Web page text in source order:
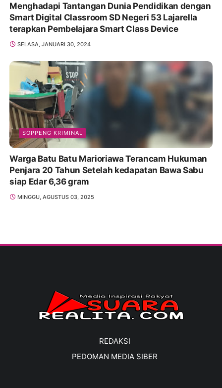
Menghadapi Tantangan Dunia Pendidikan dengan
Smart Digital Classroom SD Negeri 53 Lajarella
terapkan Pembelajara Smart Class Device
SELASA, JANUARI 30, 2024
SOPPENG KRIMINAL
Warga Batu Batu Marioriawa Terancam Hukuman
Penjara 20 Tahun Setelah kedapatan Bawa Sabu
siap Edar 6,36 gram
MINGGU, AGUSTUS 03, 2025
REDAKSI
PEDOMAN MEDIA SIBER